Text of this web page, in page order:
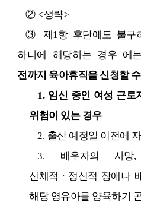
② <생략>
③ 제1항 후단에도 불구
하나에 해당하는 경우 에
전까지 육아휴직을 신청할
1. 임신 중인 여성 근로
위험이 있는 경우
2. 출산 예정일 이전에
3. 배우자의 사망
신체적ㆍ정신적 장애나
해당 영유아를 양육하기